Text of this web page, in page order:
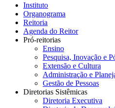
Instituto
Organograma
Reitoria
Agenda do Reitor
Pró-reitorias
Ensino
Pesquisa, Inovação e
Extensão e Cultura
Administração e
Gestão de Pessoas
Diretorias Sistêmicas
Diretoria Executiva